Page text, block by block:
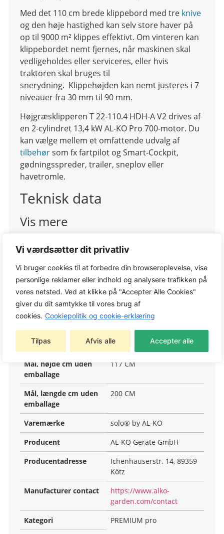
Vi værdsætter dit privatliv
Vi bruger cookies til at forbedre din browseroplevelse, vise
personlige reklamer eller indhold og analysere trafikken på
vores netsted. Ved at klikke på "Accepter Alle Cookies"
giver du dit samtykke til vores brug af
cookies. Cookiepolitik og cookie-erklæring
Tilpas Afvis alle Accepter alle
Med det 110 cm brede klippebord med tre knive
og den høje hastighed kan selv store haver på
op til 9000 m² klippes effektivt. Om vinteren kan
klippebordet nemt fjernes, når maskinen skal
vedligeholdes eller serviceres, eller hvis
traktoren skal bruges til
snerydning. Klippehøjden kan nemt justeres i 7
niveauer fra 30 mm til 90 mm.
Højgræsklipperen T 22-110.4 HDH-A V2 drives af
en 2-cylindret 13,4 kW AL-KO Pro 700-motor. Du
kan vælge mellem et omfattende udvalg af
tilbehørsom fx fartpilot og Smart-Cockpit,
gødningsspreder, trailer, sneplov eller
havetromle.
Teknisk data
Vis mere
EAN
4003718064803
Vægt netto (kg)
312 KG
Vægt brutto (kg)
375 KG
emballage
114 CM
Mål, højde cm uden
emballage
117 CM
Mål, længde cm uden
emballage
200 CM
Varemærke
solo® by AL-KO
Producent
AL-KO Geräte GmbH
Producentadresse
Ichenhauserstr. 14, 89359
Kötz
Manufacturer contact
https://www.alko-
garden.com/contact
Kategori
PREMIUM pro